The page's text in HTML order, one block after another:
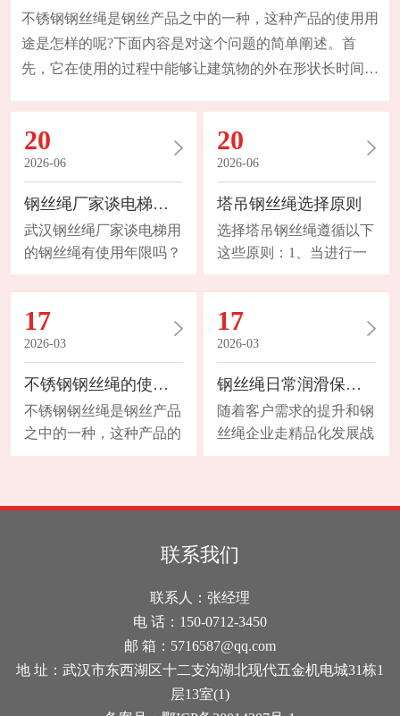
不锈钢钢丝绳是钢丝产品之中的一种，这种产品的使用用
途是怎样的呢?下面内容是对这个问题的简单阐述。首
先，它在使用的过程中能够让建筑物的外在形状长时间的
产品的使用已经被充分的运用于完整性工程之中以及不透
水工程内。比如说建筑房屋的侧墙以及房屋顶。其次，不
锈钢钢丝绳在使用用途上非常广泛，可以在乡村以及城市
20
2026-06
钢丝绳厂家谈电梯用的钢丝绳有使用年限吗？
武汉钢丝绳厂家谈电梯用
的钢丝绳有使用年限吗？
钢丝绳具有无限长的寿
命。对于6股和8股的钢丝
绳，断丝主要发生在外
表。而对于多层绳股的钢
丝绳(典型的多股结构)就
不同，这种钢丝绳断丝大
素结合起来考虑时，它适
用于各种结构的钢丝绳。
2、绳端断丝当绳端或其
20
2026-06
塔吊钢丝绳选择原则
选择塔吊钢丝绳遵循以下
这些原则：1、当进行一
重物提升（如行车）或左
旋和右旋绳成对使用时，
可选用普通钢丝绳。2、
当进行一次无导向重物提
升时或在较大高度下进行
多次无导向重物提升时，
丝绳。4、在相同直径
下，钢丝绳外股数目越多
直径则越细，单根钢丝就
17
2026-03
不锈钢钢丝绳的使用用途是怎样的？
不锈钢钢丝绳是钢丝产品
之中的一种，这种产品的
外在形状长时间的保持，
而且在我们选择这种不锈
钢材质产品的过程中，主
要是考虑它的外形特点还
在该款产品的使用已经被
充分的运用于完整性工程
之中以及不透水工程内。
17
2026-03
钢丝绳日常润滑保养与防锈措施
随着客户需求的提升和钢
丝绳企业走精品化发展战
已多方面提升，能提供目
前国内外市场上全品种的
金属制品润滑防锈产品，
过安全认证、ROHS认
证，服务于国内钢丝绳、
电缆、钢丝的生产企业和
联系我们
联系人：张经理
电 话：150-0712-3450
邮 箱：5716587@qq.com
地 址：武汉市东西湖区十二支沟湖北现代五金机电城31栋1
层13室(1)